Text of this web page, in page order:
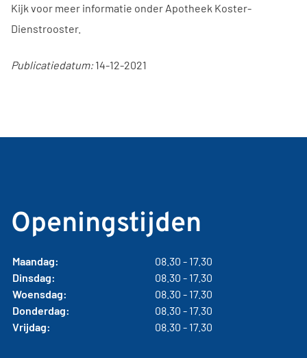
Kijk voor meer informatie onder Apotheek Koster-
Dienstrooster.
Publicatiedatum:14-12-2021
Openingstijden
Maandag:
08.30 - 17.30
Dinsdag:
08.30 - 17.30
Woensdag:
08.30 - 17.30
Donderdag:
08.30 - 17.30
Vrijdag:
08.30 - 17.30